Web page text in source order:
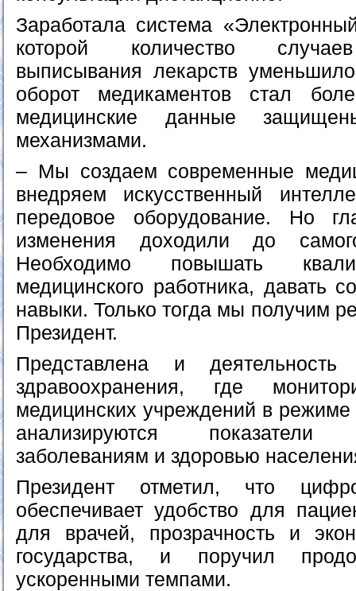
Заработала система
которой количество
выписывания лекарств
оборот медикаментов стал
медицинские данные
механизмами.
– Мы создаем современные
внедряем искусственный
передовое оборудование. Но
изменения доходили до
Необходимо повышать
медицинского работника, давать
навыки. Только тогда мы получим
Президент.
Представлена и
здравоохранения, где
медицинских учреждений в
анализируются
заболеваниям и здоровью
Президент отметил, что
обеспечивает удобство для
для врачей, прозрачность и
государства, и поручил
ускоренными темпами.